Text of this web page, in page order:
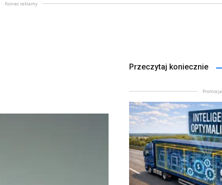
Koniec reklamy
Przeczytaj koniecznie
Promocja